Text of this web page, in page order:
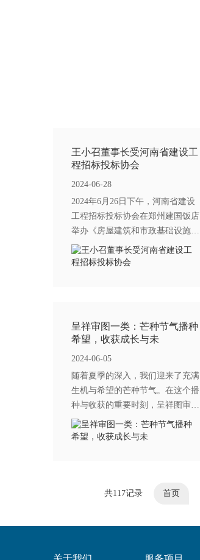
王小召董事长受河南省建设工
程招标投标协会
2024-06-28
2024年6月26日下午，河南省建设
工程招标投标协会在郑州建国饭店
举办《房屋建筑和市政基础设施项
目工程建设全过程咨询服务合同
(示范文本)》（以下简称<示范文
呈祥审图一类：芒种节气播种
希望，收获成长与未
2024-06-05
随着夏季的深入，我们迎来了充满
生机与希望的芒种节气。在这个播
种与收获的重要时刻，呈祥图审
——一家专注于为您提供住宅小区
施工图审查、厂房施工图审查、市
共117记录 首页